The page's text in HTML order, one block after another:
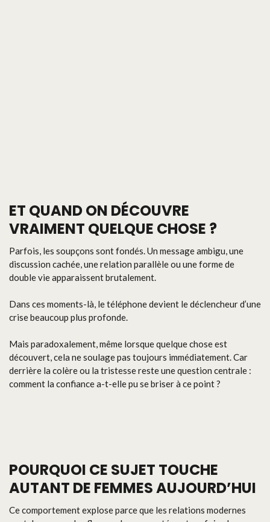
ET QUAND ON DÉCOUVRE
VRAIMENT QUELQUE CHOSE ?
Parfois, les soupçons sont fondés. Un message ambigu, une
discussion cachée, une relation parallèle ou une forme de
double vie apparaissent brutalement.
Dans ces moments-là, le téléphone devient le déclencheur d’une
crise beaucoup plus profonde.
Mais paradoxalement, même lorsque quelque chose est
découvert, cela ne soulage pas toujours immédiatement. Car
derrière la colère ou la tristesse reste une question centrale :
comment la confiance a-t-elle pu se briser à ce point ?
POURQUOI CE SUJET TOUCHE
AUTANT DE FEMMES AUJOURD’HUI
Ce comportement explose parce que les relations modernes